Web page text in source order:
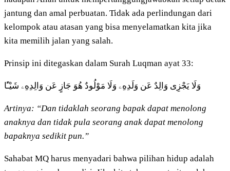
jantung dan amal perbuatan. Tidak ada perlindungan dari
kelompok atau atasan yang bisa menyelamatkan kita jika
kita memilih jalan yang salah.
Prinsip ini ditegaskan dalam Surah Luqman ayat 33:
وَلَا يَجْزِى وَالِدٌ عَن وَلَدِهِۦ وَلَا مَوْلُودٌ هُوَ جَازٍ عَن وَالِدِهِۦ شَيْـًٔا
Artinya: “Dan tidaklah seorang bapak dapat menolong
anaknya dan tidak pula seorang anak dapat menolong
bapaknya sedikit pun.”
Sahabat MQ harus menyadari bahwa pilihan hidup adalah